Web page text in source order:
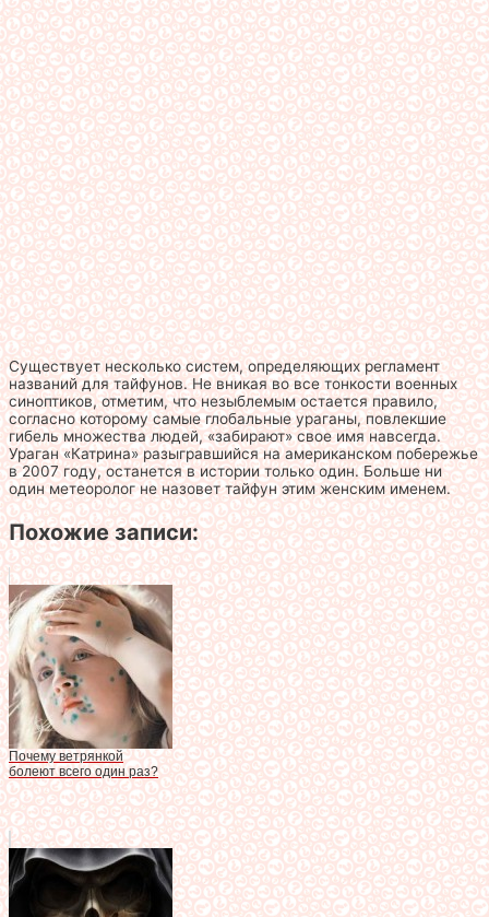
Существует несколько систем, определяющих регламент
названий для тайфунов. Не вникая во все тонкости военных
синоптиков, отметим, что незыблемым остается правило,
согласно которому самые глобальные ураганы, повлекшие
гибель множества людей, «забирают» свое имя навсегда.
Ураган «Катрина» разыгравшийся на американском побережье
в 2007 году, останется в истории только один. Больше ни
один метеоролог не назовет тайфун этим женским именем.
Похожие записи:
Почему ветрянкой
болеют всего один раз?